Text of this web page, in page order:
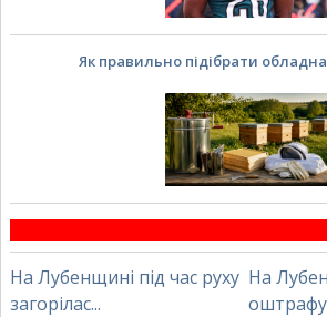
Як правильно підібрати
На Лубенщині під час руху
загорілас...
На